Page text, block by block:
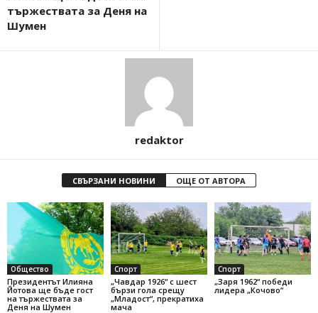
тържествата за Деня на
Шумен
redaktor
СВЪРЗАНИ НОВИНИ ОЩЕ ОТ АВТОРА
Общество
Президентът Илияна
Йотова ще бъде гост
на тържествата за
Деня на Шумен
Спорт
„Чавдар 1926“ с шест
бързи гола срещу
„Младост“, прекратиха
мача
Спорт
„Заря 1962“ победи
лидера „Кочово“